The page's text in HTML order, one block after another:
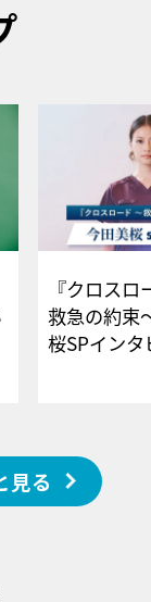
『クロス
救急の約束
桜SPイ
見る